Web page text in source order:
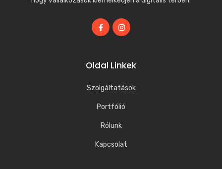
Oldal Linkek
Szolgáltatások
Portfólió
Rólunk
Kapcsolat